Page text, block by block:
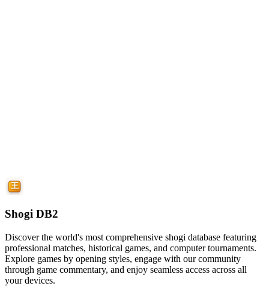
Shogi DB2
Discover the world's most comprehensive shogi database featuring
professional matches, historical games, and computer tournaments.
Explore games by opening styles, engage with our community
through game commentary, and enjoy seamless access across all
your devices.